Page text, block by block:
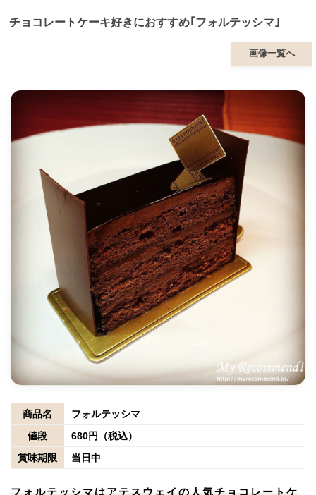
チョコレートケーキ好きにおすすめ｢フォルテッシマ｣
画像一覧へ
商品名
フォルテッシマ
値段
680円（税込）
賞味期限
当日中
フォルテッシマはアテスウェイの人気チョコレートケ